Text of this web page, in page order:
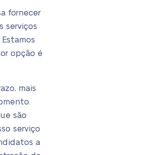
fornecer
serviços
opção é
mais
são
serviço
a